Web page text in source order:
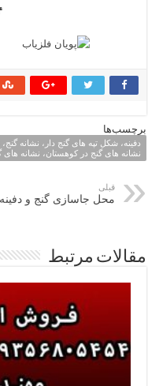
برچسب‌ها
دفینه، شکل تپه های گنج دار، نشانه
نشانه های گنج در کوهستان، نشانه
قبلی
محل جاسازی گنج و دفینه
مقالات مرتبط